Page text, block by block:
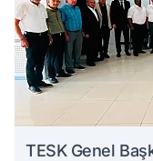
TESK Genel